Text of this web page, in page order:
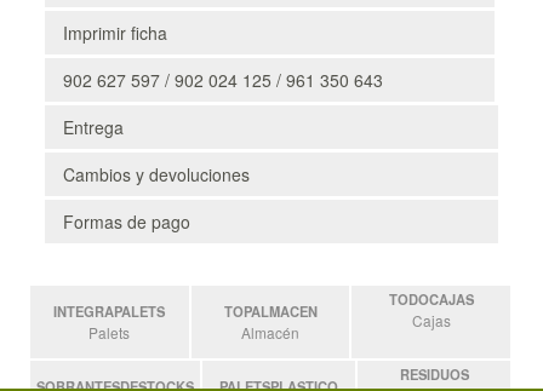
Imprimir ficha
902 627 597 / 902 024 125 / 961 350 643
Entrega
Cambios y devoluciones
Formas de pago
INTEGRAPALETS
Palets
TOPALMACEN
Almacén
TODOCAJAS
Cajas
SOBRANTESDESTOCKS PALETSPLASTICO
RESIDUOS